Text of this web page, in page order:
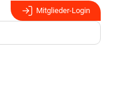
Mitglieder-Login